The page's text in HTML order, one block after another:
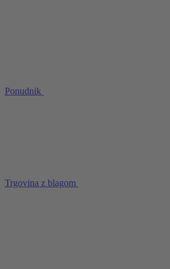
Ponudnik
Trgovina z blagom